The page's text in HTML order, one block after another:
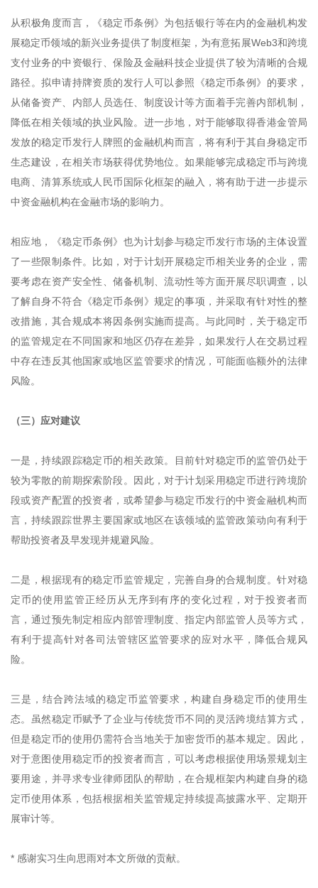
从积极角度而言，《稳定币条例》为包括银行等在内的金融机构发
展稳定币领域的新兴业务提供了制度框架，为有意拓展Web3和跨境
支付业务的中资银行、保险及金融科技企业提供了较为清晰的合规
路径。拟申请持牌资质的发行人可以参照《稳定币条例》的要求，
从储备资产、内部人员选任、制度设计等方面着手完善内部机制，
降低在相关领域的执业风险。进一步地，对于能够取得香港金管局
发放的稳定币发行人牌照的金融机构而言，将有利于其自身稳定币
生态建设，在相关市场获得优势地位。如果能够完成稳定币与跨境
电商、清算系统或人民币国际化框架的融入，将有助于进一步提示
中资金融机构在金融市场的影响力。
相应地，《稳定币条例》也为计划参与稳定币发行市场的主体设置
了一些限制条件。比如，对于计划开展稳定币相关业务的企业，需
要考虑在资产安全性、储备机制、流动性等方面开展尽职调查，以
了解自身不符合《稳定币条例》规定的事项，并采取有针对性的整
改措施，其合规成本将因条例实施而提高。与此同时，关于稳定币
的监管规定在不同国家和地区仍存在差异，如果发行人在交易过程
中存在违反其他国家或地区监管要求的情况，可能面临额外的法律
风险。
（三）应对建议
一是，持续跟踪稳定币的相关政策。目前针对稳定币的监管仍处于
较为零散的前期探索阶段。因此，对于计划采用稳定币进行跨境阶
段或资产配置的投资者，或希望参与稳定币发行的中资金融机构而
言，持续跟踪世界主要国家或地区在该领域的监管政策动向有利于
帮助投资者及早发现并规避风险。
二是，根据现有的稳定币监管规定，完善自身的合规制度。针对稳
定币的使用监管正经历从无序到有序的变化过程，对于投资者而
言，通过预先制定相应内部管理制度、指定内部监管人员等方式，
有利于提高针对各司法管辖区监管要求的应对水平，降低合规风
险。
三是，结合跨法域的稳定币监管要求，构建自身稳定币的使用生
态。虽然稳定币赋予了企业与传统货币不同的灵活跨境结算方式，
但是稳定币的使用仍需符合当地关于加密货币的基本规定。因此，
对于意图使用稳定币的投资者而言，可以考虑根据使用场景规划主
要用途，并寻求专业律师团队的帮助，在合规框架内构建自身的稳
定币使用体系，包括根据相关监管规定持续提高披露水平、定期开
展审计等。
* 感谢实习生向思雨对本文所做的贡献。